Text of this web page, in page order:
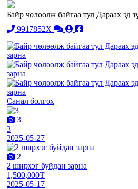
Байр чөлөөлж байгаа тул Дараах эд
9917852X
Санал болгох
3
3
2025-05-27
2
2 ширхэг буйдан зарна
1,500,000₮
2025-05-17